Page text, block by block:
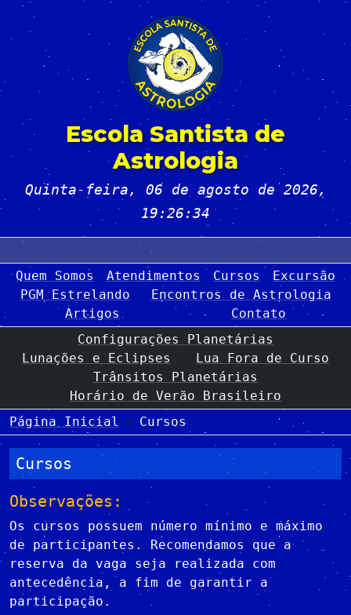
Escola Santista de
Astrologia
Quinta-feira, 06 de agosto de 2026 ,
19:26:34
Quem Somos Atendimentos Cursos
Excursão
PGM Estrelando
Encontros de Astrologia
Artigos
Contato
Configurações Planetárias
Lunações e Eclipses
Lua Fora de Curso
Trânsitos Planetárias
Horário de Verão Brasileiro
Página Inicial
Cursos
Cursos
Observações:
Os cursos possuem número mínimo e máximo
de participantes. Recomendamos que a
reserva da vaga seja realizada com
antecedência, a fim de garantir a
participação.